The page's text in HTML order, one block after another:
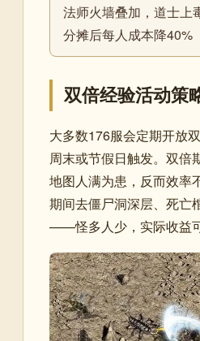
法师火墙叠加，道士上
分摊后每人成本降40%
双倍经验活动策
大多数176服会定期开放
周末或节假日触发。双倍
地图人满为患，反而效率
期间去僵尸洞深层、死亡
——怪多人少，实际收益